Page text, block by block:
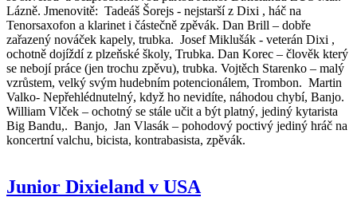
Lázně. Jmenovitě: Tadeáš Šorejs - nejstarší z Dixi , háč na
Tenorsaxofon a klarinet i částečně zpěvák. Dan Brill – dobře
zařazený nováček kapely, trubka. Josef Miklušák - veterán Dixi ,
ochotně dojíždí z plzeňské školy, Trubka. Dan Korec – člověk který
se nebojí práce (jen trochu zpěvu), trubka. Vojtěch Starenko – malý
vzrůstem, velký svým hudebním potencionálem, Trombon. Martin
Valko- Nepřehlédnutelný, když ho nevidíte, náhodou chybí, Banjo.
William Vlček – ochotný se stále učit a být platný, jediný kytarista
Big Bandu,. Banjo, Jan Vlasák – pohodový poctivý jediný hráč na
koncertní valchu, bicista, kontrabasista, zpěvák.
Junior Dixieland v USA